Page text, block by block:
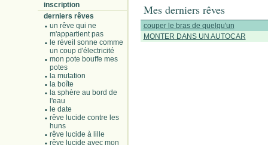
inscription
derniers rêves
un rêve qui ne
m'appartient pas
le réveil sonne comme
un coup d'électricité
mon pote bouffe mes
potes
la mutation
la boîte
la sphère au bord de
l'eau
le date
rêve lucide contre les
huns
rêve lucide à lille
rêve lucide avec mon
Mes derniers rêves
couper le bras de quelqu'un
MONTER DANS UN AUTOCAR